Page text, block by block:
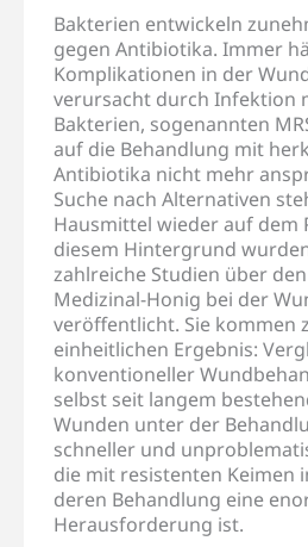
Bakterien entwickeln
gegen Antibiotika. Immer
Komplikationen in der
verursacht durch Infektion
Bakterien, sogenannten
auf die Behandlung mit
Antibiotika nicht mehr
Suche nach Alternativen
Hausmittel wieder auf dem
diesem Hintergrund
zahlreiche Studien über
Medizinal-Honig bei der
veröffentlicht. Sie kommen
einheitlichen Ergebnis:
konventioneller
selbst seit langem
Wunden unter der
schneller und
die mit resistenten Keimen
deren Behandlung eine
Herausforderung ist.